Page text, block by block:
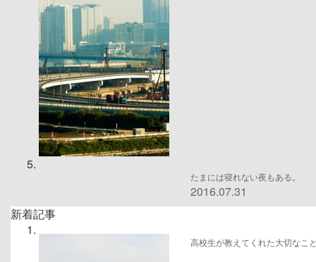
たまには寝れない夜もある。
2016.07.31
新着記事
高校生が教えてくれた大切なこ